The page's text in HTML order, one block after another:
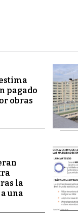
pagado
obras
la
una